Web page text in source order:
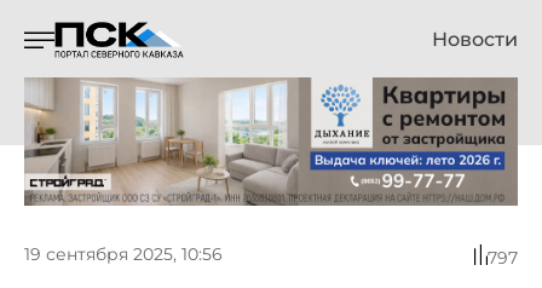
Новости
19 сентября 2025, 10:56 797